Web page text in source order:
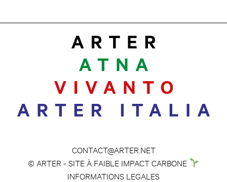
CONTACT@ARTER.NET
© ARTER - SITE À FAIBLE IMPACT CARBONE
INFORMATIONS LEGALES